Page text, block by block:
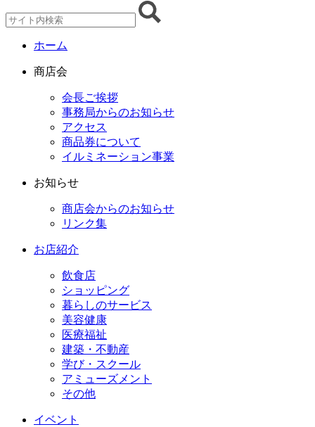
ホーム
商店会
会長ご挨拶
事務局からのお知らせ
アクセス
商品券について
イルミネーション事業
お知らせ
商店会からのお知らせ
リンク集
お店紹介
飲食店
ショッピング
暮らしのサービス
美容健康
医療福祉
建築・不動産
学び・スクール
アミューズメント
その他
イベント